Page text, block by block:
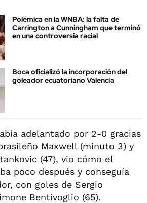
Polémica en la WNBA: la falta de
Carrington a Cunningham que terminó
en una controversia racial
Boca oficializó la incorporación del
goleador ecuatoriano Valencia
adelantado por 2-0 gracias
Maxwell (minuto 3) y
(47), vio cómo el
poco después y conseguía
con goles de Sergio
Bentivoglio (65).